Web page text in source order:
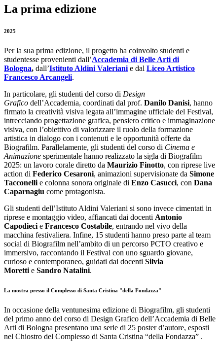
La prima edizione
2025
Per la sua prima edizione, il progetto ha coinvolto studenti e
studentesse provenienti dall’Accademia di Belle Arti di
Bologna, dall’Istituto Aldini Valeriani e dal Liceo Artistico
Francesco Arcangeli.
In particolare, gli studenti del corso di Design
Grafico dell’Accademia, coordinati dal prof. Danilo Danisi, hanno
firmato la creatività visiva legata all’immagine ufficiale del Festival,
intrecciando progettazione grafica, pensiero critico e immaginazione
visiva, con l’obiettivo di valorizzare il ruolo della formazione
artistica in dialogo con i contenuti e le opportunità offerte da
Biografilm. Parallelamente, gli studenti del corso di Cinema e
Animazione sperimentale hanno realizzato la sigla di Biografilm
2025: un lavoro corale diretto da Maurizio Finotto, con riprese live
action di Federico Cesaroni, animazioni supervisionate da Simone
Tacconelli e colonna sonora originale di Enzo Casucci, con Dana
Caparnagiu come protagonista.
Gli studenti dell’Istituto Aldini Valeriani si sono invece cimentati in
riprese e montaggio video, affiancati dai docenti Antonio
Capodieci e Francesco Costabile, entrando nel vivo della
macchina festivaliera. Infine, 15 studenti hanno preso parte al team
social di Biografilm nell’ambito di un percorso PCTO creativo e
immersivo, raccontando il Festival con uno sguardo giovane,
curioso e contemporaneo, guidati dai docenti Silvia
Moretti e Sandro Natalini.
La mostra presso il Complesso di Santa Cristina "della Fondazza"
In occasione della ventunesima edizione di Biografilm, gli studenti
del primo anno del corso di Design Grafico dell’Accademia di Belle
Arti di Bologna presentano una serie di 25 poster d’autore, esposti
nel Chiostro del Complesso di Santa Cristina “della Fondazza” .